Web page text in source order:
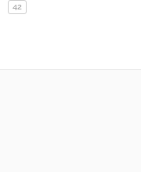
42